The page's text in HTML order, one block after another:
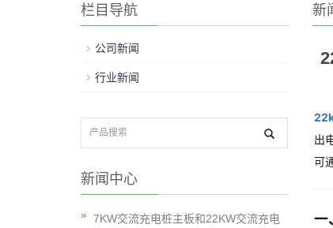
新
出
可
一
栏目导航
公司新闻
行业新闻
新闻中心
7KW交流充电桩主板和22KW交流充电